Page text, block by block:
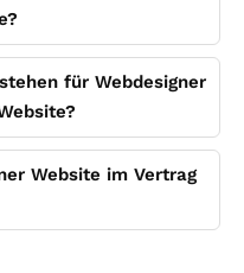
für Webdesigner
Website im Vertrag